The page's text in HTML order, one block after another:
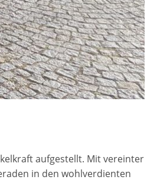
aufgestellt. Mit vereinter
in den wohlverdienten